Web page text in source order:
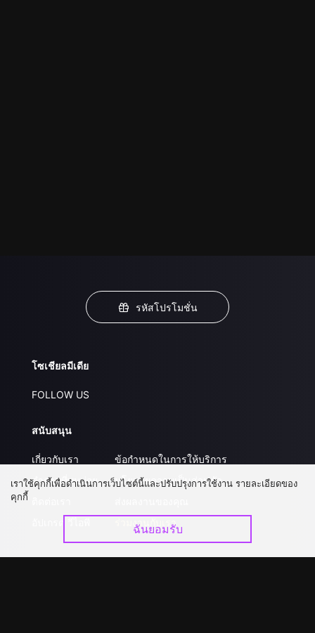
รหัสโปรโมชั่น
โซเชียลมีเดีย
FOLLOW US
สนับสนุน
เกี่ยวกับเรา
คำถามที่พบบ่อย
ข้อกำหนดในการให้บริการ
นโยบายความเป็นส่วนตัว
ร่วมงานกับเรา
เราใช้คุกกี้เพื่อดำเนินการเว็บไซต์นี้และปรับปรุงการใช้งาน รายละเอียดของ
คุกกี้
ฉันยอมรับ